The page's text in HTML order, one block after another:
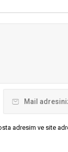
adresim ve site